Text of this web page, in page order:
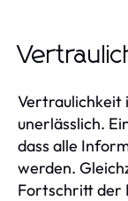
Vertraulichkeit
unerlässlich.
dass alle
werden.
Fortschritt der